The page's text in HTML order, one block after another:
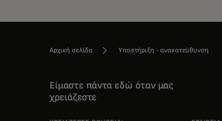
Αρχική σελίδα Υποστήριξη - ανακατεύθυνση
Είμαστε πάντα εδώ όταν μας
χρειάζεστε